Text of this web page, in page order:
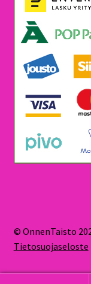
© OnnenTaisto
Tietosuojaseloste